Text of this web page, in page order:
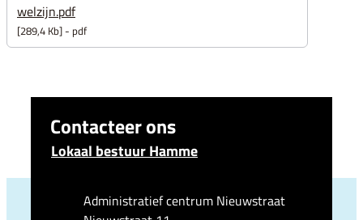
welzijn.pdf
289,4 Kb pdf
Contacteer ons
Lokaal bestuur Hamme
Administratief centrum Nieuwstraat